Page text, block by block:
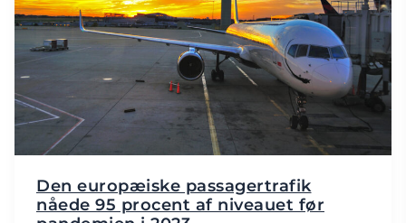
Den europæiske passagertrafik
nåede 95 procent af niveauet før